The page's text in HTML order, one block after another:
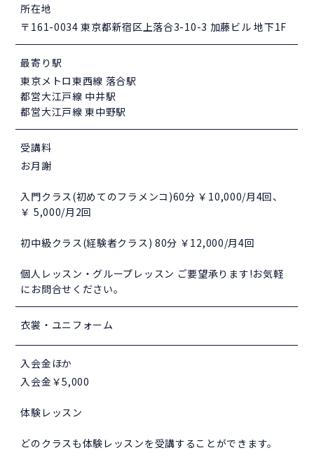
所在地
〒161-0034 東京都新宿区上落合3-10-3 加藤ビル 地下1F
最寄り駅
東京メトロ東西線 落合駅
都営大江戸線 中井駅
都営大江戸線 東中野駅
受講料
お月謝
入門クラス(初めてのフラメンコ)60分 ￥10,000/月4回、
￥ 5,000/月2回
初中級クラス(経験者クラス) 80分 ￥12,000/月4回
個人レッスン・グループレッスン ご要望承ります!お気軽
にお問合せください。
衣裳・ユニフォーム
入会金ほか
入会金￥5,000
体験レッスン
どのクラスも体験レッスンを受講することができます。